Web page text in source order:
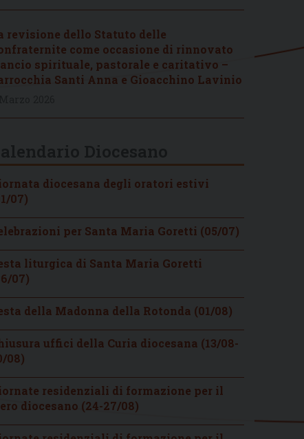
revisione dello Statuto delle
come occasione di rinnovato
spirituale, pastorale e caritativo –
Santi Anna e Gioacchino Lavinio
diocesana degli oratori estivi
07)
per Santa Maria Goretti (05/07)
liturgica di Santa Maria Goretti
07)
della Madonna della Rotonda (01/08)
uffici della Curia diocesana (13/08-
08)
residenziali di formazione per il
diocesano (24-27/08)